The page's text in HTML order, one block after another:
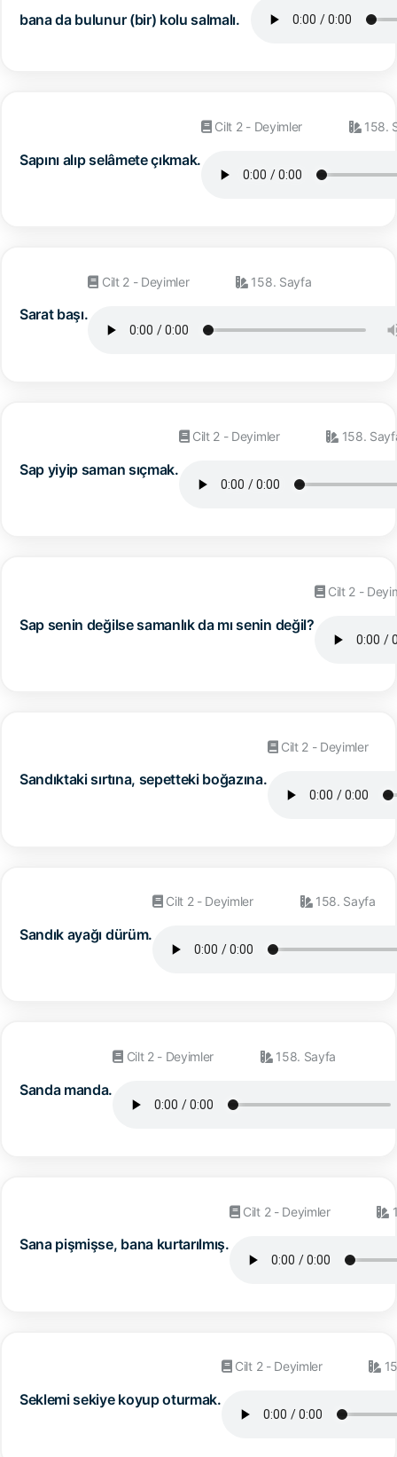
bana da bulunur (bir) kolu salmalı.
Sapını alıp selâmete çıkmak.
Cilt 2 - Deyimler 158.
Sarat başı.
Cilt 2 - Deyimler 158. Sayfa
Sap yiyip saman sıçmak.
Cilt 2 - Deyimler 158.
Sap senin değilse samanlık da mı senin değil?
Cilt 2 -
Sandıktaki sırtına, sepetteki boğazına.
Cilt 2 - Deyimler
Sandık ayağı dürüm.
Cilt 2 - Deyimler 158. Sayfa
Sanda manda.
Cilt 2 - Deyimler 158. Sayfa
Sana pişmişse, bana kurtarılmış.
Cilt 2 - Deyimler
Seklemi sekiye koyup oturmak.
Cilt 2 - Deyimler